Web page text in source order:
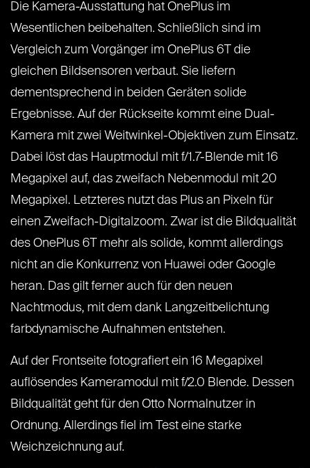
Die Kamera-Ausstattung hat OnePlus im
Wesentlichen beibehalten. Schließlich sind im
Vergleich zum Vorgänger im OnePlus 6T die
gleichen Bildsensoren verbaut. Sie liefern
dementsprechend in beiden Geräten solide
Ergebnisse. Auf der Rückseite kommt eine Dual-
Kamera mit zwei Weitwinkel-Objektiven zum Einsatz.
Dabei löst das Hauptmodul mit f/1.7-Blende mit 16
Megapixel auf, das zweifach Nebenmodul mit 20
Megapixel. Letzteres nutzt das Plus an Pixeln für
einen Zweifach-Digitalzoom. Zwar ist die Bildqualität
des OnePlus 6T mehr als solide, kommt allerdings
nicht an die Konkurrenz von Huawei oder Google
heran. Das gilt ferner auch für den neuen
Nachtmodus, mit dem dank Langzeitbelichtung
farbdynamische Aufnahmen entstehen.
Auf der Frontseite fotografiert ein 16 Megapixel
auflösendes Kameramodul mit f/2.0 Blende. Dessen
Bildqualität geht für den Otto Normalnutzer in
Ordnung. Allerdings fiel im Test eine starke
Weichzeichnung auf.